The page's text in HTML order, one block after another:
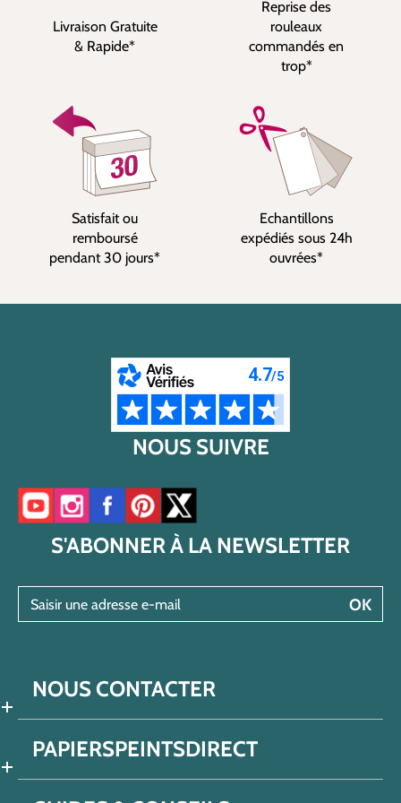
Livraison Gratuite
& Rapide*
Reprise des
rouleaux
commandés en
trop*
Satisfait ou
remboursé
pendant 30 jours*
Echantillons
expédiés sous 24h
ouvrées*
NOUS SUIVRE
Accéder à notre chaîne YouTube
Accéder à notre compte Instagram
Accéder à notre page Facebook
Accéder à notre compte Pinterest
Accéder à notre compte Twitter/X
S'ABONNER À LA NEWSLETTER
OK
NOUS CONTACTER
PAPIERSPEINTSDIRECT